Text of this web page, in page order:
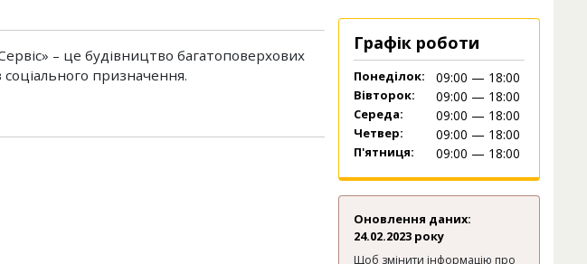
– це будівництво багатоповерхових
соціального призначення.
Графік роботи
Понеділок: 09:00 — 18:00
Вівторок: 09:00 — 18:00
Середа: 09:00 — 18:00
Четвер: 09:00 — 18:00
П'ятниця: 09:00 — 18:00
Оновлення даних:
24.02.2023 року
Щоб змінити інформацію про